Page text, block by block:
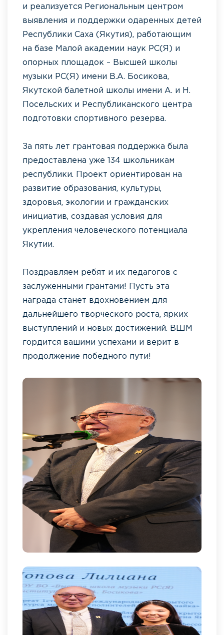
и реализуется Региональным центром
выявления и поддержки одаренных детей
Республики Саха (Якутия), работающим
на базе Малой академии наук РС(Я) и
опорных площадок – Высшей школы
музыки РС(Я) имени В.А. Босикова,
Якутской балетной школы имени А. и Н.
Посельских и Республиканского центра
подготовки спортивного резерва.
За пять лет грантовая поддержка была
предоставлена уже 134 школьникам
республики. Проект ориентирован на
развитие образования, культуры,
здоровья, экологии и гражданских
инициатив, создавая условия для
укрепления человеческого потенциала
Якутии.
Поздравляем ребят и их педагогов с
заслуженными грантами! Пусть эта
награда станет вдохновением для
дальнейшего творческого роста, ярких
выступлений и новых достижений. ВШМ
гордится вашими успехами и верит в
продолжение победного пути!